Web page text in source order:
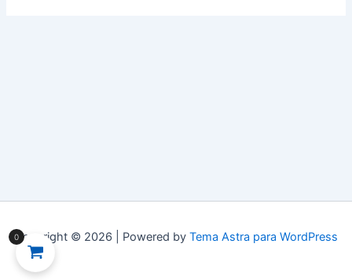
Copyright © 2026 | Powered by Tema Astra para WordPress
0